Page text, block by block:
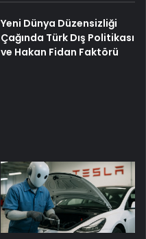
Yeni Dünya Düzensizliği
Çağında Türk Dış Politikası
ve Hakan Fidan Faktörü